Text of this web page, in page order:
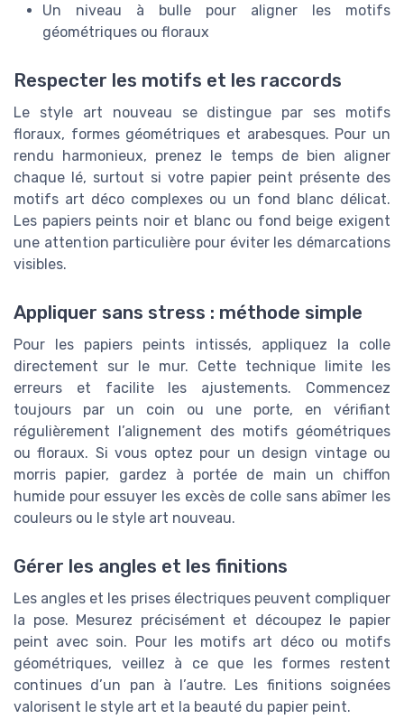
Un niveau à bulle pour aligner les motifs
géométriques ou floraux
Respecter les motifs et les raccords
Le style art nouveau se distingue par ses motifs
floraux, formes géométriques et arabesques. Pour un
rendu harmonieux, prenez le temps de bien aligner
chaque lé, surtout si votre papier peint présente des
motifs art déco complexes ou un fond blanc délicat.
Les papiers peints noir et blanc ou fond beige exigent
une attention particulière pour éviter les démarcations
visibles.
Appliquer sans stress : méthode simple
Pour les papiers peints intissés, appliquez la colle
directement sur le mur. Cette technique limite les
erreurs et facilite les ajustements. Commencez
toujours par un coin ou une porte, en vérifiant
régulièrement l’alignement des motifs géométriques
ou floraux. Si vous optez pour un design vintage ou
morris papier, gardez à portée de main un chiffon
humide pour essuyer les excès de colle sans abîmer les
couleurs ou le style art nouveau.
Gérer les angles et les finitions
Les angles et les prises électriques peuvent compliquer
la pose. Mesurez précisément et découpez le papier
peint avec soin. Pour les motifs art déco ou motifs
géométriques, veillez à ce que les formes restent
continues d’un pan à l’autre. Les finitions soignées
valorisent le style art et la beauté du papier peint.